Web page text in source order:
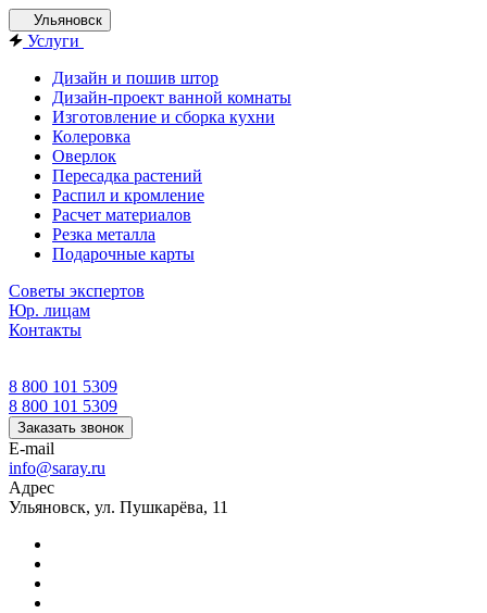
Ульяновск
Услуги
Дизайн и пошив штор
Дизайн-проект ванной комнаты
Изготовление и сборка кухни
Колеровка
Оверлок
Пересадка растений
Распил и кромление
Расчет материалов
Резка металла
Подарочные карты
Советы экспертов
Юр. лицам
Контакты
8 800 101 5309
8 800 101 5309
Заказать звонок
E-mail
info@saray.ru
Адрес
Ульяновск, ул. Пушкарёва, 11